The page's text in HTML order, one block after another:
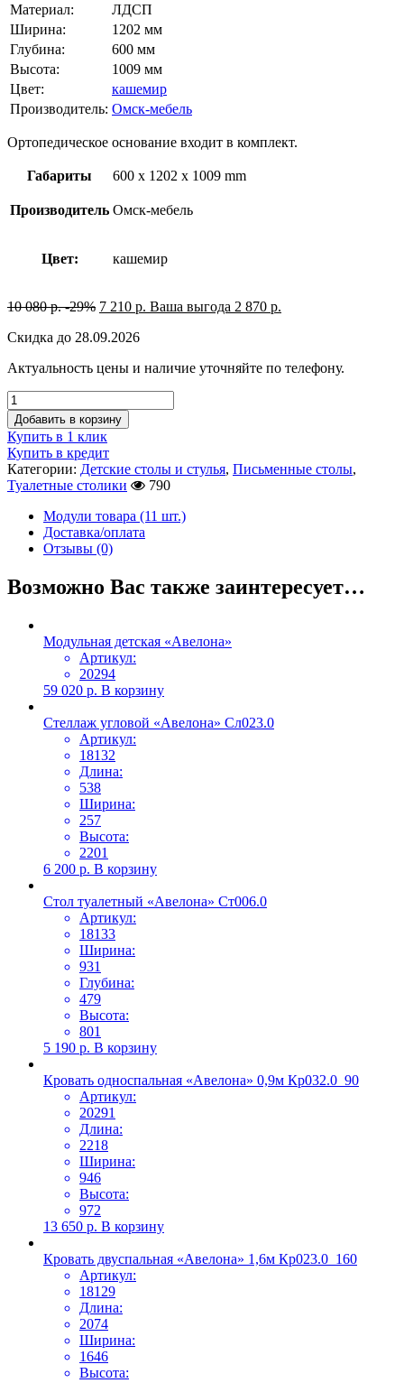
Материал:
ЛДСП
Ширина:
1202 мм
Глубина:
600 мм
Высота:
1009 мм
Цвет:
кашемир
Производитель: Омск-мебель
Ортопедическое основание входит в комплект.
Габариты 600 x 1202 x 1009 mm
Производитель Омск-мебель
Цвет: кашемир
10 080р. -29% 7 210 р. Ваша выгода 2 870 р.
Скидка до 28.09.2026
Актуальность цены и наличие уточняйте по телефону.
Добавить в корзину
Купить в 1 клик
Купить в кредит
Категории: Детские столы и стулья, Письменные столы,
Туалетные столики
790
Модули товара (11 шт.)
Доставка/оплата
Отзывы (0)
Возможно Вас также заинтересует…
Модульная детская «Авелона»
Артикул:
20294
59 020 р. В корзину
Стеллаж угловой «Авелона» Сл023.0
Артикул:
18132
Длина:
538
Ширина:
257
Высота:
2201
6 200 р. В корзину
Стол туалетный «Авелона» Ст006.0
Артикул:
18133
Ширина:
931
Глубина:
479
Высота:
801
5 190 р. В корзину
Кровать односпальная «Авелона» 0,9м Кр032.0_90
Артикул:
20291
Длина:
2218
Ширина:
946
Высота:
972
13 650 р. В корзину
Кровать двуспальная «Авелона» 1,6м Кр023.0_160
Артикул:
18129
Длина:
2074
Ширина:
1646
Высота: